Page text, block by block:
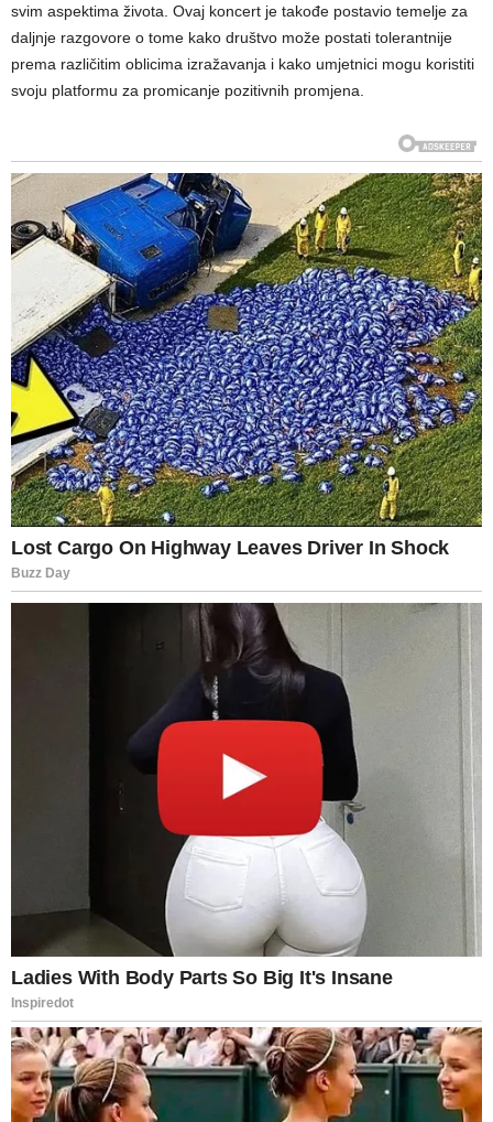
svim aspektima života. Ovaj koncert je takođe postavio temelje za
daljnje razgovore o tome kako društvo može postati tolerantnije
prema različitim oblicima izražavanja i kako umjetnici mogu koristiti
svoju platformu za promicanje pozitivnih promjena.